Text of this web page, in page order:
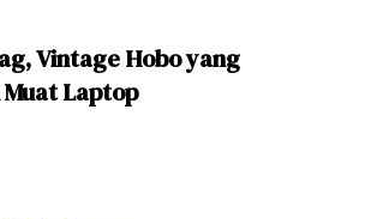
Vintage Hobo yang
Laptop